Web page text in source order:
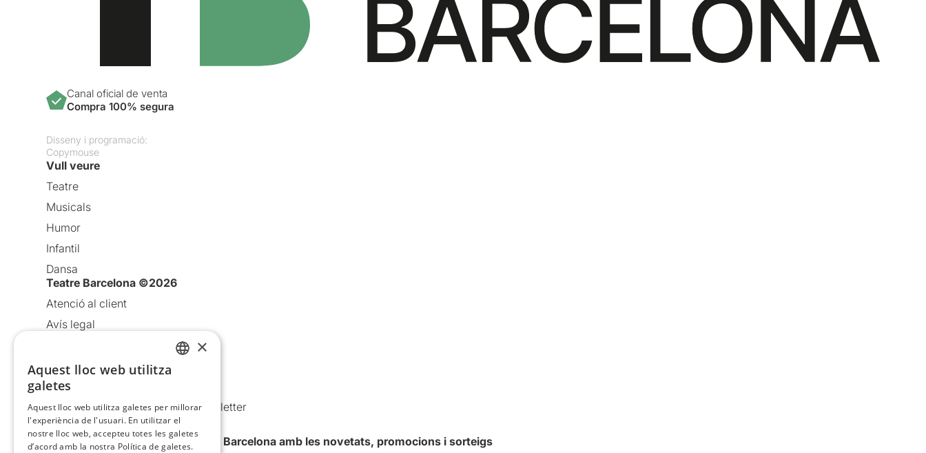
Canal oficial de venta
Compra 100% segura
Disseny i programació:
Copymouse
Vull veure
Teatre
Musicals
Humor
Infantil
Dansa
Teatre Barcelona ©2026
Atenció al client
Avís legal
Política de cookies
Condicions d’ús
Comunicacions comercials i Newsletter
Anuncia’t
Vull rebre la newsletter de Teatre Barcelona amb les novetats, promocions i sorteigs
×
Aquest lloc web utilitza
galetes
Aquest lloc web utilitza galetes per millorar
l'experiència de l'usuari. En utilitzar el
nostre lloc web, accepteu totes les galetes
d’acord amb la nostra Política de galetes.